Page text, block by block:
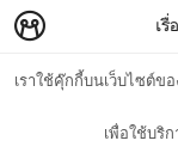
เราใช้คุ๊กกี้บนเว็บไซต์ข
เพื่อใช้บริ
เรื่